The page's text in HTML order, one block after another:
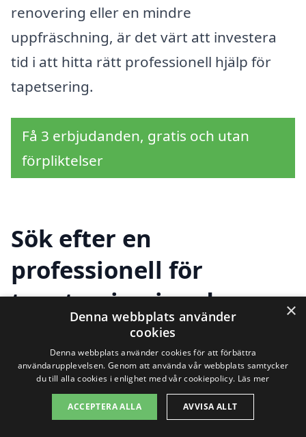
renovering eller en mindre
uppfräschning, är det värt att investera
tid i att hitta rätt professionell hjälp för
tapetsering.
Få 3 erbjudanden, gratis och utan
förpliktelser
Sök efter en
professionell för
tapetsering i andra
städer nära Harlösa
Behöver du hjälp med tapetsering i
Harlösa? Det finns många alternativ för
×
Denna webbplats använder
cookies
Denna webbplats använder cookies för att förbättra
användarupplevelsen. Genom att använda vår webbplats samtycker
du till alla cookies i enlighet med vår cookiepolicy. Läs mer
ACCEPTERA ALLA AVVISA ALLT